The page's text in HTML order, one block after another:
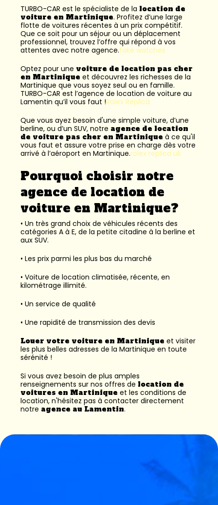
TURBO-CAR est le spécialiste de la location de
voiture en Martinique. Profitez d’une large
flotte de voitures récentes à un prix compétitif.
Que ce soit pour un séjour ou un déplacement
professionnel, trouvez l’offre qui répond à vos
attentes avec notre agence.fake watches
Optez pour une voiture de location pas cher
en Martinique et découvrez les richesses de la
Martinique que vous soyez seul ou en famille.
TURBO-CAR est l’agence de location de voiture au
Lamentin qu’il vous faut !Rolex Replica
Que vous ayez besoin d'une simple voiture, d’une
berline, ou d’un SUV, notre agence de location
de voiture pas cher en Martinique à ce qu'il
vous faut et assure votre prise en charge dès votre
arrivé à l’aéroport en Martinique.rolex replica uk
Pourquoi choisir notre
agence de location de
voiture en Martinique?
• Un très grand choix de véhicules récents des
catégories A à E, de la petite citadine à la berline et
aux SUV.
• Les prix parmi les plus bas du marché
• Voiture de location climatisée, récente, en
kilométrage illimité.
• Un service de qualité
• Une rapidité de transmission des devis
Louer votre voiture en Martinique et visiter
les plus belles adresses de la Martinique en toute
sérénité !
Si vous avez besoin de plus amples
renseignements sur nos offres de location de
voitures en Martinique et les conditions de
location, n'hésitez pas à contacter directement
notre agence au Lamentin.